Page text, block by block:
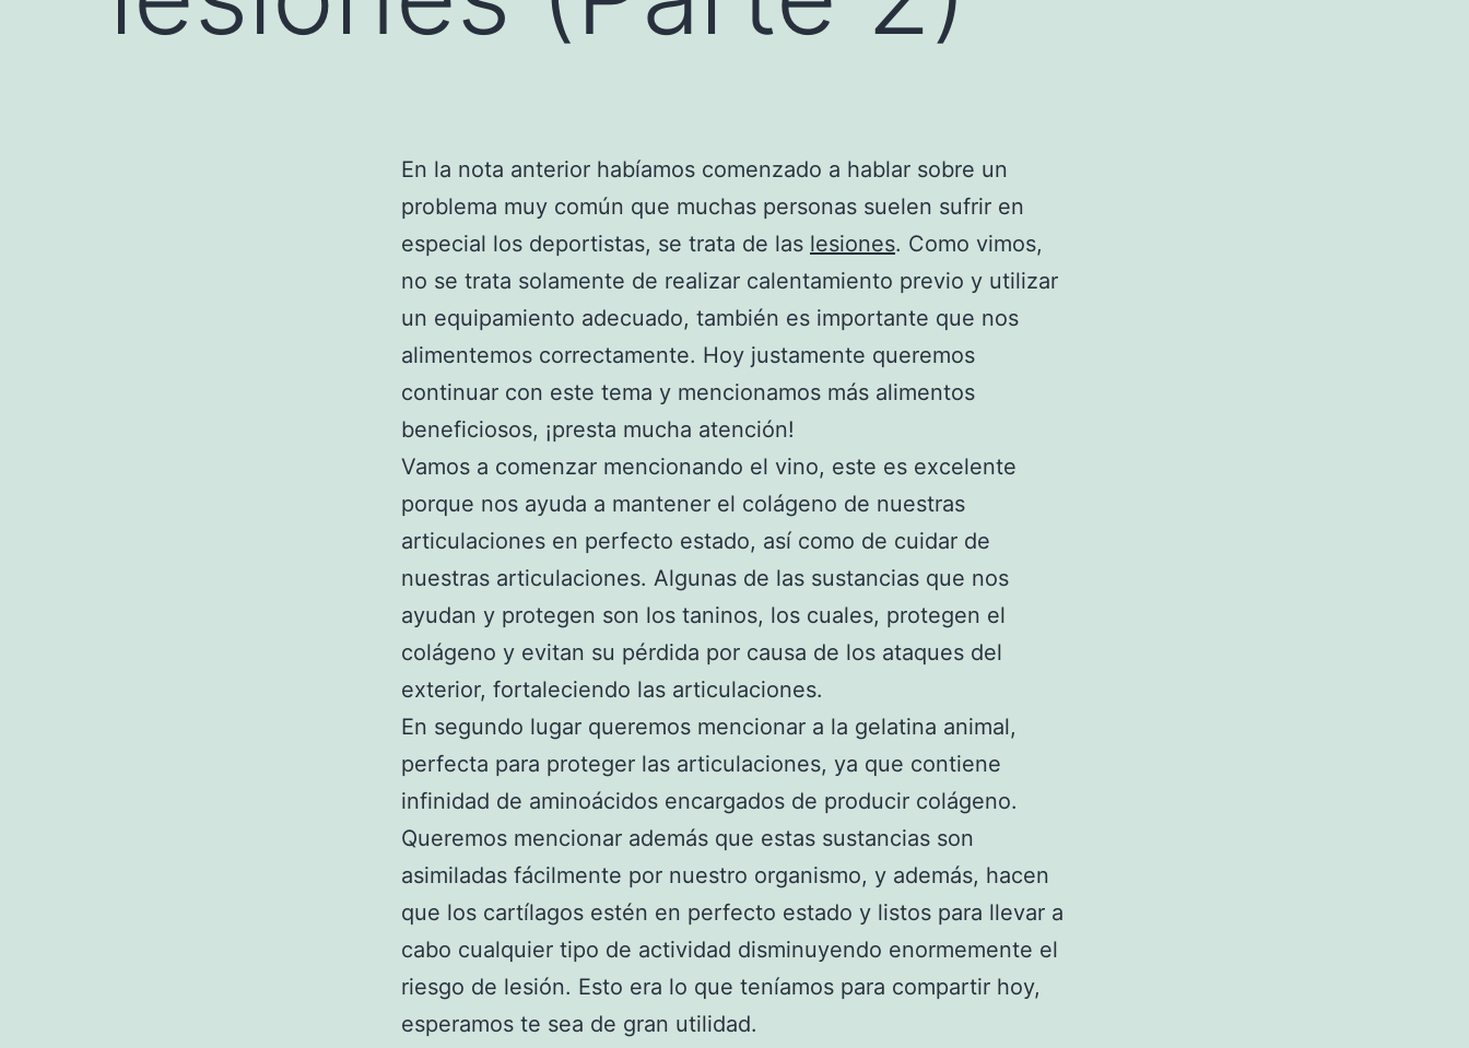
En la nota anterior habíamos comenzado a hablar sobre un
problema muy común que muchas personas suelen sufrir en
especial los deportistas, se trata de las lesiones. Como vimos,
no se trata solamente de realizar calentamiento previo y utilizar
un equipamiento adecuado, también es importante que nos
alimentemos correctamente. Hoy justamente queremos
continuar con este tema y mencionamos más alimentos
beneficiosos, ¡presta mucha atención!
Vamos a comenzar mencionando el vino, este es excelente
porque nos ayuda a mantener el colágeno de nuestras
articulaciones en perfecto estado, así como de cuidar de
nuestras articulaciones. Algunas de las sustancias que nos
ayudan y protegen son los taninos, los cuales, protegen el
colágeno y evitan su pérdida por causa de los ataques del
exterior, fortaleciendo las articulaciones.
En segundo lugar queremos mencionar a la gelatina animal,
perfecta para proteger las articulaciones, ya que contiene
infinidad de aminoácidos encargados de producir colágeno.
Queremos mencionar además que estas sustancias son
asimiladas fácilmente por nuestro organismo, y además, hacen
que los cartílagos estén en perfecto estado y listos para llevar a
cabo cualquier tipo de actividad disminuyendo enormemente el
riesgo de lesión. Esto era lo que teníamos para compartir hoy,
esperamos te sea de gran utilidad.